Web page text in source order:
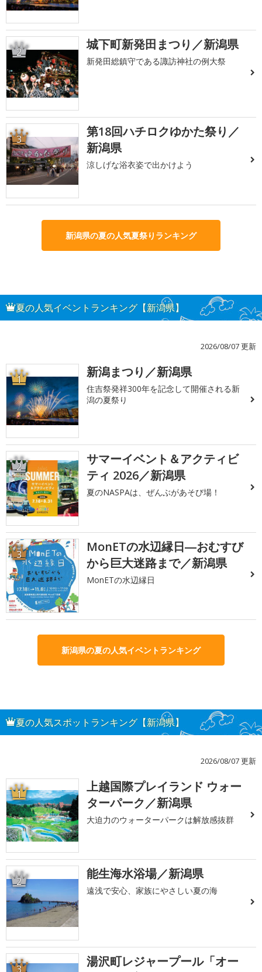
2 城下町新発田まつり／新潟県
新発田総鎮守である諏訪神社の例大祭
3
第18回ハチロクゆかた祭り／
新潟県
涼しげな浴衣姿で出かけよう
新潟県の夏の人気夏祭りランキング
夏の人気イベントランキング【新潟県】
2026/08/07 更新
1 新潟まつり／新潟県
住吉祭発祥300年を記念して開催される新
潟の夏祭り
2
サマーイベント＆アクティビ
ティ 2026／新潟県
夏のNASPAは、ぜんぶがあそび場！
3
MonETの水辺縁日―おむすび
から巨大迷路まで／新潟県
MonETの水辺縁日
新潟県の夏の人気イベントランキング
夏の人気スポットランキング【新潟県】
2026/08/07 更新
1
上越国際プレイランド ウォー
ターパーク／新潟県
大迫力のウォーターパークは解放感抜群
2 能生海水浴場／新潟県
遠浅で安心、家族にやさしい夏の海
3
湯沢町レジャープール「オー